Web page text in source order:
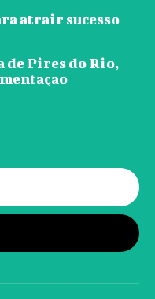
atrair sucesso
de Pires do Rio,